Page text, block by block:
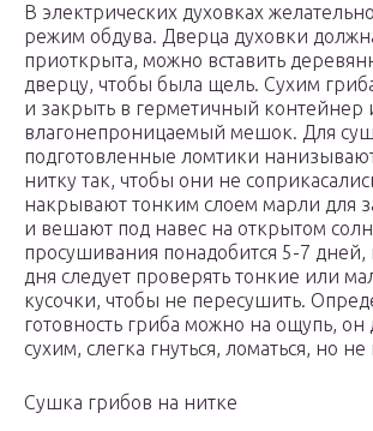
В электрических духовках
режим обдува. Дверца духовки
приоткрыта, можно вставить
дверцу, чтобы была щель. Сухим
и закрыть в герметичный контейнер
влагонепроницаемый мешок. Для
подготовленные ломтики
нитку так, чтобы они не
накрывают тонким слоем марли для
и вешают под навес на открытом
просушивания понадобится 5-7 дней,
дня следует проверять тонкие или
кусочки, чтобы не пересушить.
готовность гриба можно на ощупь,
сухим, слегка гнуться, ломаться, но
Сушка грибов на нитке